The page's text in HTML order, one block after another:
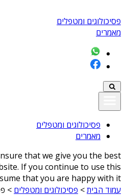
פסיכולוגים ומטפלים
מאמרים
פסיכולוגים ומטפלים
מאמרים
that we give you the best
If you continue to use this
that you are happy with it
עמוד הבית> פסיכולוגים ומטפלים >